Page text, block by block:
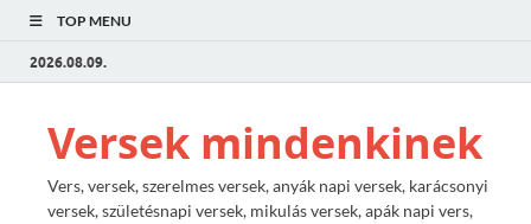
TOP MENU
2026.08.09.
Versek mindenkinek
Vers, versek, szerelmes versek, anyák napi versek, karácsonyi
versek, születésnapi versek, mikulás versek, apák napi vers,